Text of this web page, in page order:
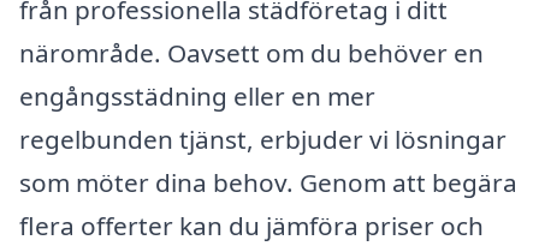
från professionella städföretag i ditt
närområde. Oavsett om du behöver en
engångsstädning eller en mer
regelbunden tjänst, erbjuder vi lösningar
som möter dina behov. Genom att begära
flera offerter kan du jämföra priser och